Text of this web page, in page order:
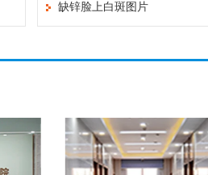
缺锌脸上白斑图片